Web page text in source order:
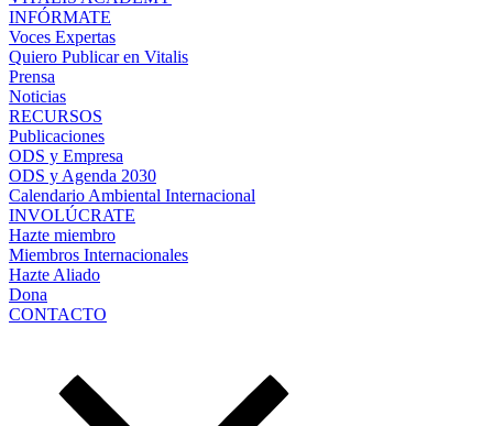
INFÓRMATE
Voces Expertas
Quiero Publicar en Vitalis
Prensa
Noticias
RECURSOS
Publicaciones
ODS y Empresa
ODS y Agenda 2030
Calendario Ambiental Internacional
INVOLÚCRATE
Hazte miembro
Miembros Internacionales
Hazte Aliado
Dona
CONTACTO